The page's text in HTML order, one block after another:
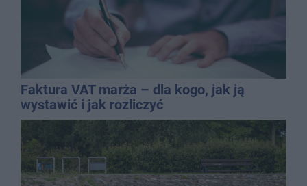
Faktura VAT marża – dla kogo, jak ją
wystawić i jak rozliczyć